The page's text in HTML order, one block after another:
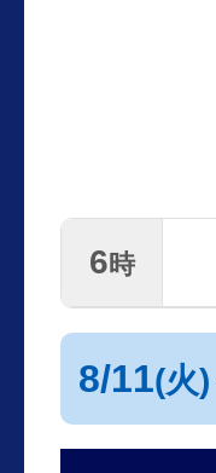
6時
8/11(火)